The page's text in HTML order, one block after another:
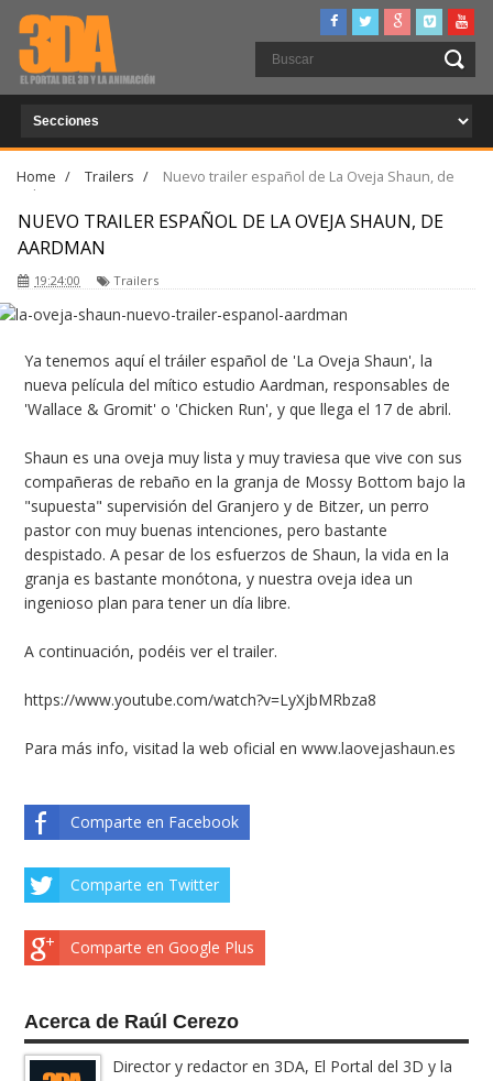
Home / Trailers /
Nuevo trailer español de La Oveja Shaun, de
Aardman
NUEVO TRAILER ESPAÑOL DE LA OVEJA SHAUN, DE
AARDMAN
19:24:00 Trailers
Ya tenemos aquí el tráiler español de 'La Oveja Shaun', la
nueva película del mítico estudio Aardman, responsables de
'Wallace & Gromit' o 'Chicken Run', y que llega el 17 de abril.
Shaun es una oveja muy lista y muy traviesa que vive con sus
compañeras de rebaño en la granja de Mossy Bottom bajo la
"supuesta" supervisión del Granjero y de Bitzer, un perro
pastor con muy buenas intenciones, pero bastante
despistado. A pesar de los esfuerzos de Shaun, la vida en la
granja es bastante monótona, y nuestra oveja idea un
ingenioso plan para tener un día libre.
A continuación, podéis ver el trailer.
https://www.youtube.com/watch?v=LyXjbMRbza8
Para más info, visitad la web oficial enwww.laovejashaun.es
Comparte en Facebook
Comparte en Twitter
Comparte en Google Plus
Acerca de Raúl Cerezo
Director y redactor en 3DA, El Portal del 3D y la